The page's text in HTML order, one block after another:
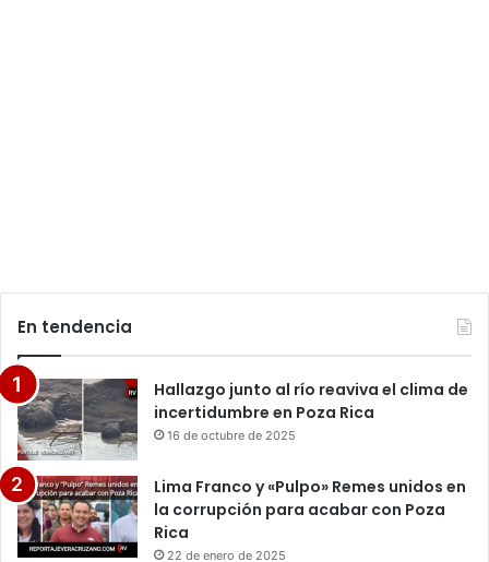
En tendencia
Hallazgo junto al río reaviva el clima de
incertidumbre en Poza Rica
16 de octubre de 2025
Lima Franco y «Pulpo» Remes unidos en
la corrupción para acabar con Poza
Rica
22 de enero de 2025